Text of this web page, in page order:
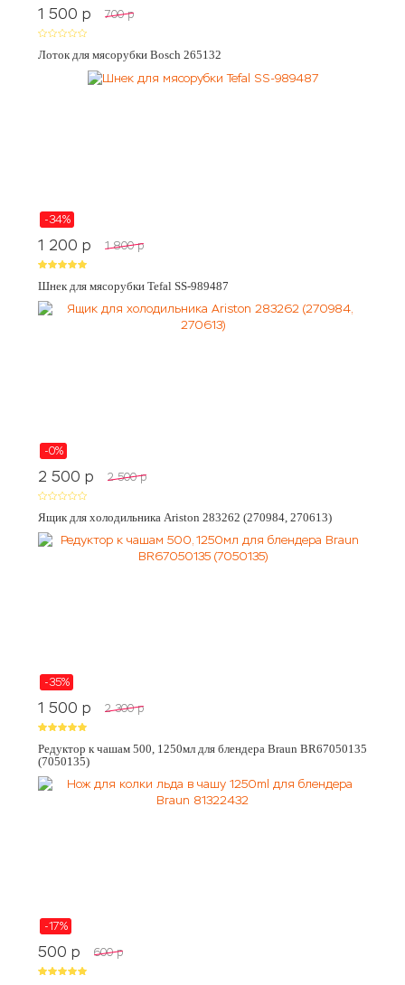
1 500 p 700 p
Лоток для мясорубки Bosch 265132
-34%
1 200 p 1 800 p
Шнек для мясорубки Tefal SS-989487
-0%
2 500 p 2 500 p
Ящик для холодильника Ariston 283262 (270984, 270613)
-35%
1 500 p 2 300 p
Редуктор к чашам 500, 1250мл для блендера Braun BR67050135
(7050135)
-17%
500 p 600 p